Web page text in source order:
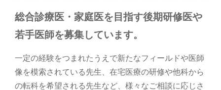
総合診療医・家庭医を目指す後期研修医や
若手医師を募集しています。
一定の経験をつまれたうえで新たなフィールドや医師
像を模索されている先生、在宅医療の研修や他科から
の転科を希望される先生など、様々なご相談に応じさ